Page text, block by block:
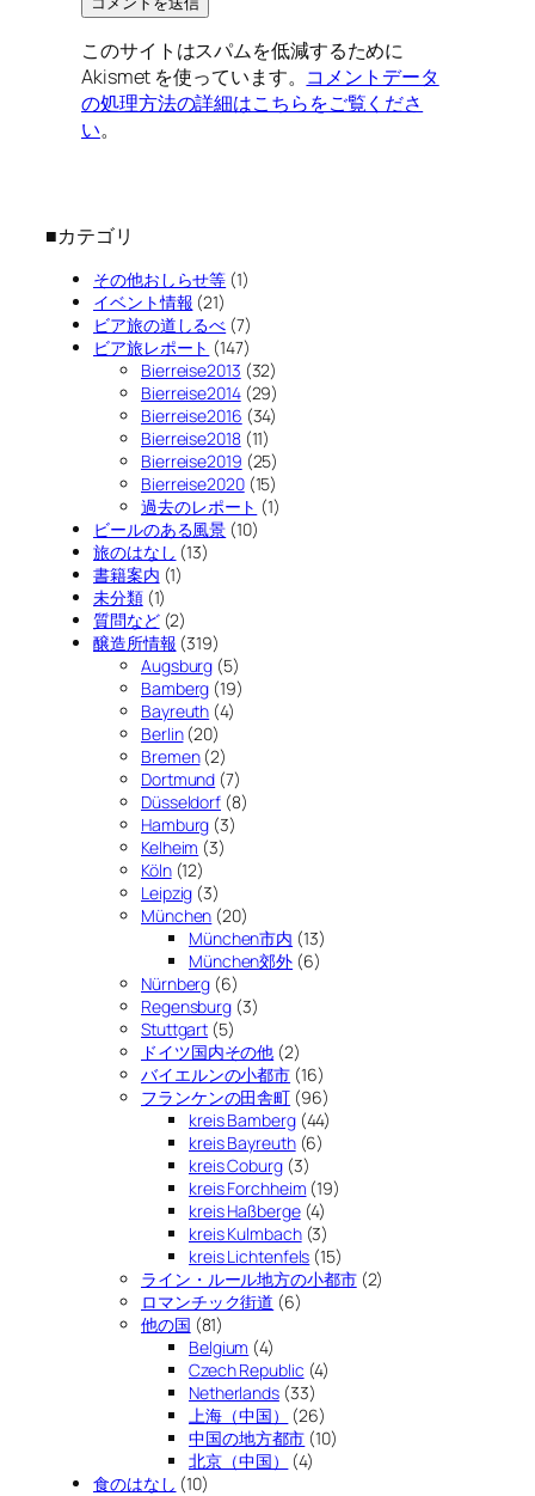
このサイトはスパムを低減するために
Akismet を使っています。 コメントデータ
の処理方法の詳細はこちらをご覧くださ
い。
■カテゴリ
その他おしらせ等 (1)
イベント情報 (21)
ビア旅の道しるべ (7)
ビア旅レポート (147)
Bierreise2013 (32)
Bierreise2014(29)
Bierreise2016 (34)
Bierreise2018(11)
Bierreise2019 (25)
Bierreise2020(15)
過去のレポート (1)
ビールのある風景 (10)
旅のはなし (13)
書籍案内 (1)
未分類(1)
質問など(2)
醸造所情報 (319)
Augsburg (5)
Bamberg (19)
Bayreuth (4)
Berlin(20)
Bremen(2)
Dortmund (7)
Düsseldorf (8)
Hamburg (3)
Kelheim (3)
Köln(12)
Leipzig (3)
München (20)
München市内 (13)
München郊外 (6)
Nürnberg (6)
Regensburg (3)
Stuttgart (5)
ドイツ国内その他 (2)
バイエルンの小都市 (16)
フランケンの田舎町 (96)
kreis Bamberg(44)
kreis Bayreuth(6)
kreis Coburg(3)
kreis Forchheim (19)
kreis Haßberge(4)
kreis Kulmbach(3)
kreis Lichtenfels (15)
ライン・ルール地方の小都市(2)
ロマンチック街道 (6)
他の国 (81)
Belgium (4)
Czech Republic (4)
Netherlands(33)
上海（中国）
(26)
中国の地方都市 (10)
北京（中国）
(4)
食のはなし (10)